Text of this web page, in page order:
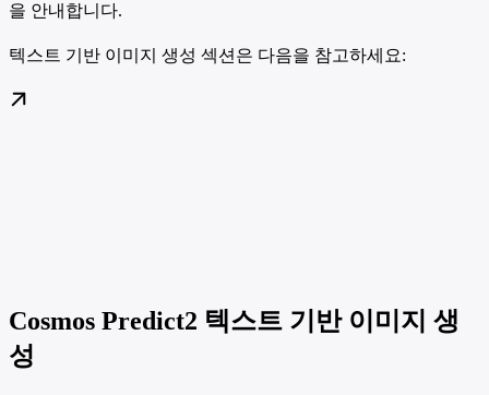
을 안내합니다.
텍스트 기반 이미지 생성 섹션은 다음을 참고하세요:
Cosmos Predict2 텍스트 기반 이미지 생
성